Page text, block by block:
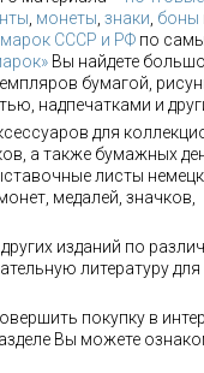
монеты знаки боны
СССР и РФ по
Вы найдете
бумагой,
надпечатками и
для
а также бумажных
листы
медалей, значков,
изданий по
литературу для
покупку в
Вы можете